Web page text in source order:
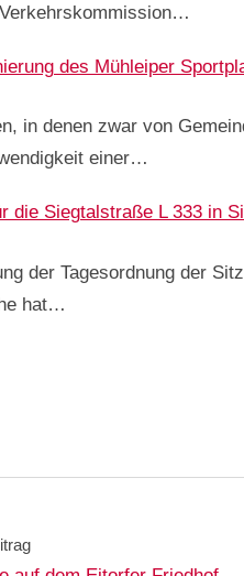
des Mühleiper
in denen zwar von
einer…
die Siegtalstraße L 333 in
der Tagesordnung der
hat…